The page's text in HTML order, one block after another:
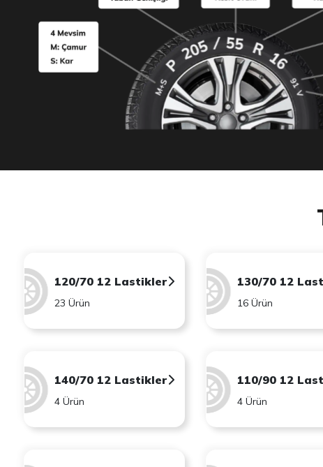
120/70 12 Lastikler
23 Ürün
130/70 12
16 Ürün
140/70 12 Lastikler
4 Ürün
110/90 12
4 Ürün